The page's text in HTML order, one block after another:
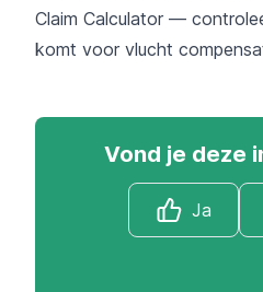
Claim Calculator —
komt voor vlucht
Vond je deze
Ja